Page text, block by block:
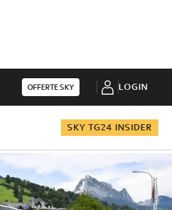
OFFERTE SKY LOGIN
SKY TG24 INSIDER